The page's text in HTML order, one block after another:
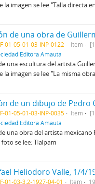
la imagen se lee "Talla
de una obra de
F-01-05-01-03-INP-0122 Item
Editora Amauta
una escultura del artista
la imagen se lee "La misma
de un dibujo de Pedro
F-01-05-01-03-INP-0035 Item
Editora Amauta
una obra del artista mexicano
se lee: Tlalpam
Heliodoro Valle, 1/4/
F-01-03-3.2-1927-04-01 Item